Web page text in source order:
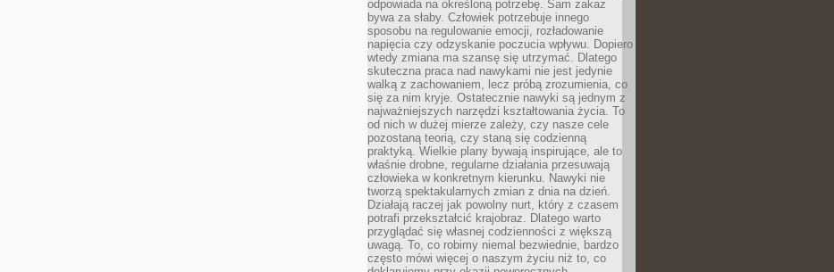
odpowiada na określoną potrzebę. Sam zakaz
bywa za słaby. Człowiek potrzebuje innego
sposobu na regulowanie emocji, rozładowanie
napięcia czy odzyskanie poczucia wpływu. Dopiero
wtedy zmiana ma szansę się utrzymać. Dlatego
skuteczna praca nad nawykami nie jest jedynie
walką z zachowaniem, lecz próbą zrozumienia, co
się za nim kryje. Ostatecznie nawyki są jednym z
najważniejszych narzędzi kształtowania życia. To
od nich w dużej mierze zależy, czy nasze cele
pozostaną teorią, czy staną się codzienną
praktyką. Wielkie plany bywają inspirujące, ale to
właśnie drobne, regularne działania przesuwają
człowieka w konkretnym kierunku. Nawyki nie
tworzą spektakularnych zmian z dnia na dzień.
Działają raczej jak powolny nurt, który z czasem
potrafi przekształcić krajobraz. Dlatego warto
przyglądać się własnej codzienności z większą
uwagą. To, co robimy niemal bezwiednie, bardzo
często mówi więcej o naszym życiu niż to, co